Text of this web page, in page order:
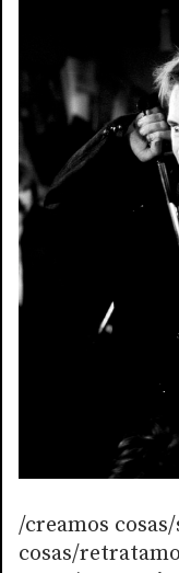
/creamos
cosas/